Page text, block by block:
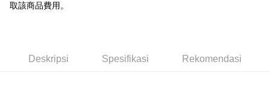
Yuanta Commercial Bank
Syarikat Kad Kredit
Bank Antarabangsa Taishin
Pilihan Penghantaran
NT$3,000 atau lebih
取該商品費用。
Deskripsi Spesifikasi Rekomendasi